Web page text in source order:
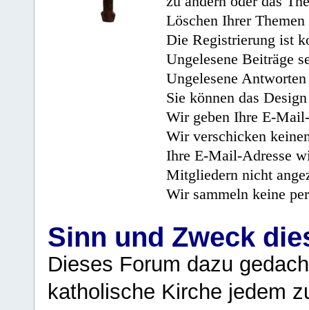
Löschen Ihrer
Die Registrierung ist
Ungelesene Beiträge
Ungelesene
Sie können das
Wir geben Ihre E-
Wir verschicken
Ihre E-Mail-Adresse
Mitgliedern nicht
Wir sammeln keine
Sinn und Zweck
Dieses Forum dazu
katholische Kirche jedem